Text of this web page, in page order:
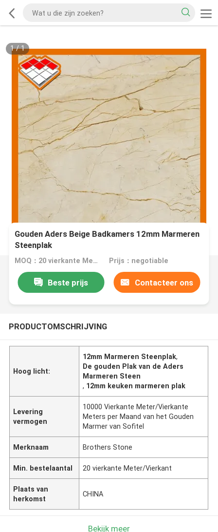
1/1
Gouden Aders Beige Badkamers 12mm Marmeren
Steenplak
MOQ：20 vierkante Meter/Vierkant Prijs：negotiable
Beste prijs Contacteer ons
PRODUCTOMSCHRIJVING
Hoog licht:
12mm Marmeren Steenplak,
De gouden Plak van de Aders
Marmeren Steen
, 12mm keuken marmeren plak
Levering
vermogen
10000 Vierkante Meter/Vierkante
Meters per Maand van het Gouden
Marmer van Sofitel
Merknaam Brothers Stone
Min. bestelaantal 20 vierkante Meter/Vierkant
Plaats van
herkomst
CHINA
Bekijk meer